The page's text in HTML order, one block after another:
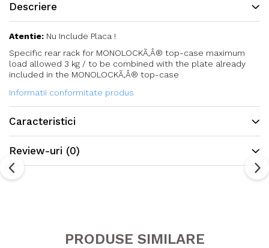
Descriere
Atentie: Nu Include Placa !
Specific rear rack for MONOLOCKÃ‚Â® top-case maximum
load allowed 3 kg / to be combined with the plate already
included in the MONOLOCKÃ‚Â® top-case
Informatii conformitate produs
Caracteristici
Review-uri (0)
PRODUSE SIMILARE